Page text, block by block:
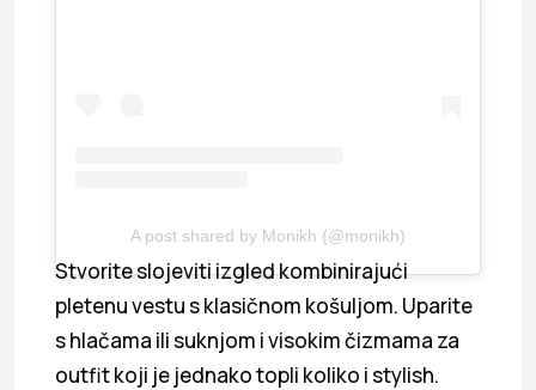
A post shared by Monikh (@monikh)
Stvorite slojeviti izgled kombinirajući
pletenu vestu s klasičnom košuljom. Uparite
s hlačama ili suknjom i visokim čizmama za
outfit koji je jednako topli koliko i stylish.